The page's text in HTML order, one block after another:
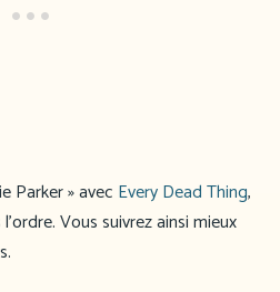
Parker » avec Every Dead Thing,
Vous suivrez ainsi mieux